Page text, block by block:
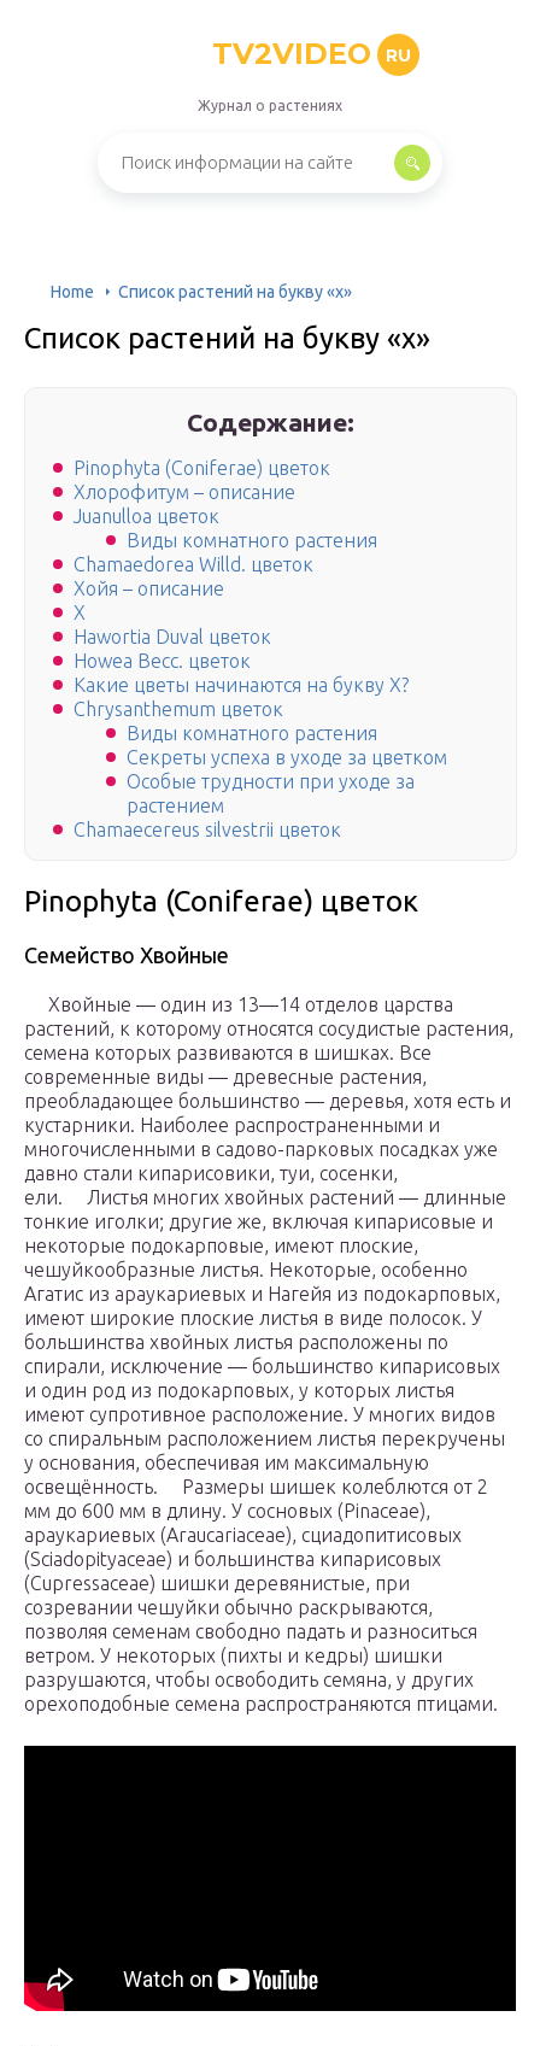
TV2VIDEO RU
Журнал о растениях
Home Список растений на букву «х»
Список растений на букву «х»
Содержание:
Pinophyta (Coniferae) цветок
Хлорофитум – описание
Juanulloa цветок
Виды комнатного растения
Chamaedorea Willd. цветок
Хойя – описание
Х
Hawortia Duval цветок
Howea Becc. цветок
Какие цветы начинаются на букву Х?
Chrysanthemum цветок
Виды комнатного растения
Секреты успеха в уходе за цветком
Особые трудности при уходе за
растением
Chamaecereus silvestrii цветок
Pinophyta (Coniferae) цветок
Семейство Хвойные
Хвойные — один из 13—14 отделов царства
растений, к которому относятся сосудистые растения,
семена которых развиваются в шишках. Все
современные виды — древесные растения,
преобладающее большинство — деревья, хотя есть и
кустарники. Наиболее распространенными и
многочисленными в садово-парковых посадках уже
давно стали кипарисовики, туи, сосенки,
ели. Листья многих хвойных растений — длинные
тонкие иголки; другие же, включая кипарисовые и
некоторые подокарповые, имеют плоские,
чешуйкообразные листья. Некоторые, особенно
Агатис из араукариевых и Нагейя из подокарповых,
имеют широкие плоские листья в виде полосок. У
большинства хвойных листья расположены по
спирали, исключение — большинство кипарисовых
и один род из подокарповых, у которых листья
имеют супротивное расположение. У многих видов
со спиральным расположением листья перекручены
у основания, обеспечивая им максимальную
освещённость. Размеры шишек колеблются от 2
мм до 600 мм в длину. У сосновых (Pinaceae),
араукариевых (Araucariaceae), сциадопитисовых
(Sciadopityaceae) и большинства кипарисовых
(Cupressaceae) шишки деревянистые, при
созревании чешуйки обычно раскрываются,
позволяя семенам свободно падать и разноситься
ветром. У некоторых (пихты и кедры) шишки
разрушаются, чтобы освободить семяна, у других
орехоподобные семена распространяются птицами.